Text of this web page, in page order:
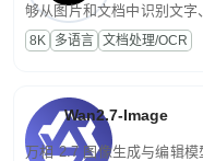
够从图片和文档中识别文
为便于存储、检索和二次处
8K 多语言 文档处理/OCR
Wan2.7-Image
万相 2.7 图像生成与编辑